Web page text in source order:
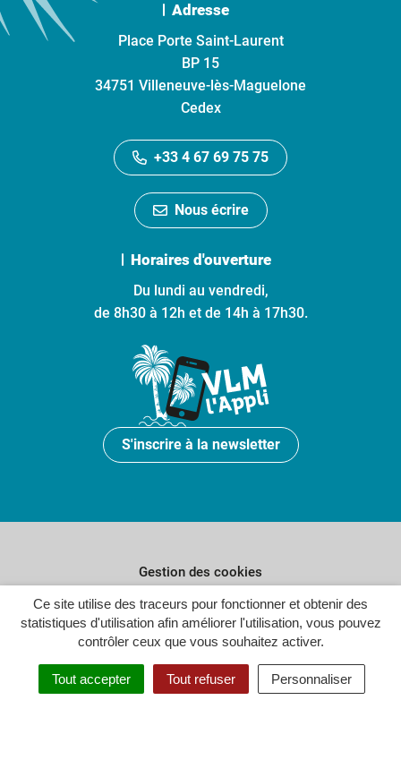
Ce site utilise des traceurs pour fonctionner et obtenir des
statistiques d'utilisation afin améliorer l'utilisation, vous pouvez
contrôler ceux que vous souhaitez activer.
Tout accepter Tout refuser Personnaliser
Adresse
Place Porte Saint-Laurent
BP 15
34751 Villeneuve-lès-Maguelone
Cedex
+33 4 67 69 75 75
Nous écrire
Horaires d'ouverture
Du lundi au vendredi,
de 8h30 à 12h et de 14h à 17h30.
S'inscrire à la newsletter
Gestion des cookies
Plan du site
Politique de confidentialité
Crédits